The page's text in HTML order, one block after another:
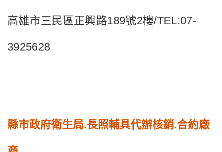
高雄市三民區正興路189號2樓/TEL:07-
3925628
縣市政府衛生局.長照輔具代辦核銷.合約廠